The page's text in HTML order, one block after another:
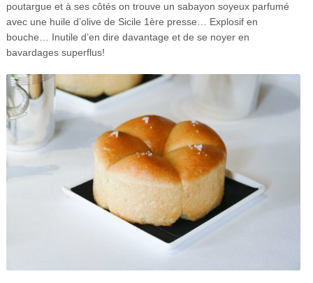
poutargue et à ses côtés on trouve un sabayon soyeux parfumé
avec une huile d’olive de Sicile 1ère presse… Explosif en
bouche… Inutile d’en dire davantage et de se noyer en
bavardages superflus!